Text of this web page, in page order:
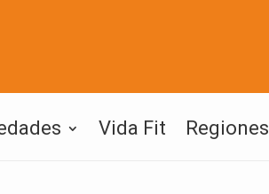
Vida Fit Regiones